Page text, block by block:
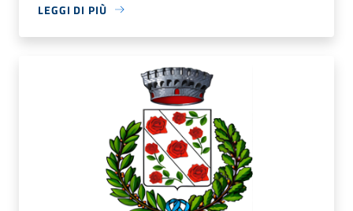
LEGGI DI PIÙ